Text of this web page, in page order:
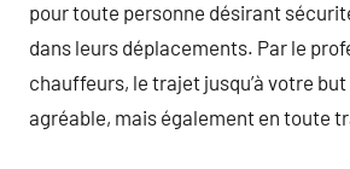
pour toute personne désirant
dans leurs déplacements. Par le
chauffeurs, le trajet jusqu’à votre
agréable, mais également en toute